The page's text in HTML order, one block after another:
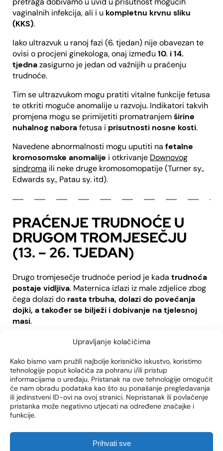
Upravljanje kolačićima
Kako bismo vam pružili najbolje korisničko iskustvo, koristimo
tehnologije poput kolačića za pohranu i/ili pristup
informacijama o uređaju. Pristanak na ove tehnologije omogućit
će nam obradu podataka kao što su ponašanje pregledavanja
ili jedinstveni ID-ovi na ovoj stranici. Nepristanak ili povlačenje
pristanka može negativno utjecati na određene značajke i
funkcije.
Prihvati sve
vaginalnih infekcija, ali i u kompletnu krvnu sliku
(KKS).
Iako ultrazvuk u ranoj fazi (6. tjedan) nije obavezan te
ovisi o procjeni ginekologa, onaj između 10. i 14.
tjednazasigurno je jedan od važnijih u praćenju
trudnoće.
Tim se ultrazvukom mogu pratiti vitalne funkcije fetusa
te otkriti moguće anomalije u razvoju. Indikatori takvih
promjena mogu se primijetiti promatranjemširine
nuhalnog naborafetusa i prisutnosti nosne kosti.
Navedene abnormalnosti mogu uputiti na fetalne
kromosomske anomalije i otkrivanje Downovog
sindroma ili neke druge kromosomopatije (Turner sy.,
Edwards sy., Patau sy. itd).
PRAĆENJE TRUDNOĆE U
DRUGOM TROMJESEČJU
(13. – 26. TJEDAN)
Drugo tromjesečje trudnoće period je kada trudnoća
postaje vidljiva. Maternica izlazi iz male zdjelice zbog
čega dolazi do rasta trbuha, dolazi do povećanja
dojki, a također se bilježi i dobivanje na tjelesnoj
masi.
U ovom periodu trudnoće fetus je sada lako
Iako je fetus dug samo 23cm, on može hvatati rukama,
udarati nožicama te raditi kolute.
Sadareagira na zvukove i dodir, razvija reflekse
gutanja i disanja, a na glavi počinje rasti kosa. Može se
osjetiti kretanje ploda u maternici.